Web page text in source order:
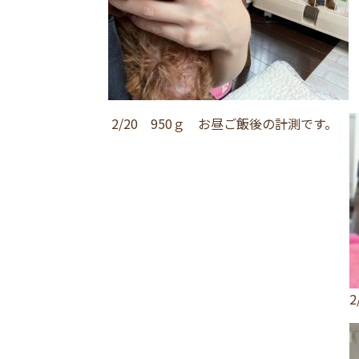
2/20 950ｇ お昼ご飯後の計測です。